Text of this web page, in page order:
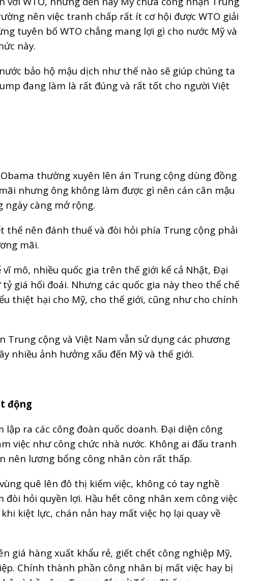
nên việc tranh chấp rất ít cơ hội được WTO giải
tuyên bố WTO chẳng mang lợi gì cho nước Mỹ và
này.
bảo hộ mậu dịch như thế nào sẽ giúp chúng ta
đang làm là rất đúng và rất tốt cho người Việt
thường xuyên lên án Trung cộng dùng đồng
nhưng ông không làm được gì nên cán cân mậu
ngày càng mở rộng.
thế nên đánh thuế và đòi hỏi phía Trung cộng phải
mãi.
mô, nhiều quốc gia trên thế giới kể cả Nhật, Đại
giá hối đoái. Nhưng các quốc gia này theo thể chế
thiệt hại cho Mỹ, cho thế giới, cũng như cho chính
Trung cộng và Việt Nam vẫn sử dụng các phương
nhiều ảnh hưởng xấu đến Mỹ và thế giới.
động
lập ra các công đoàn quốc doanh. Đại diện công
việc như công chức nhà nước. Không ai đấu tranh
nên lương bổng công nhân còn rất thấp.
quê lên đô thị kiếm việc, không có tay nghề
hỏi quyền lợi. Hầu hết công nhân xem công việc
kiệt lực, chán nản hay mất việc họ lại quay về
giá hàng xuất khẩu rẻ, giết chết công nghiệp Mỹ,
Chính thành phần công nhân bị mất việc hay bị